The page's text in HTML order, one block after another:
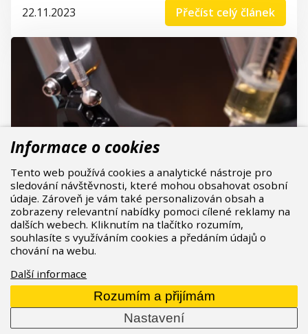
22.11.2023
Přečíst celý článek
Údržba hydraulických brzd SRAM a jejich
odvzdušnění
Brzdyjsou komponentem jízdního kola, který hraje
klíčovou roli v oblasti bezpečnosti. Špatná funkce
Informace o cookies
Tento web používá cookies a analytické nástroje pro
sledování návštěvnosti, které mohou obsahovat osobní
údaje. Zároveň je vám také personalizován obsah a
zobrazeny relevantní nabídky pomoci cílené reklamy na
dalších webech. Kliknutím na tlačítko rozumím,
souhlasíte s využíváním cookies a předáním údajů o
chování na webu.
Další informace
Rozumím a přijímám
Nastavení